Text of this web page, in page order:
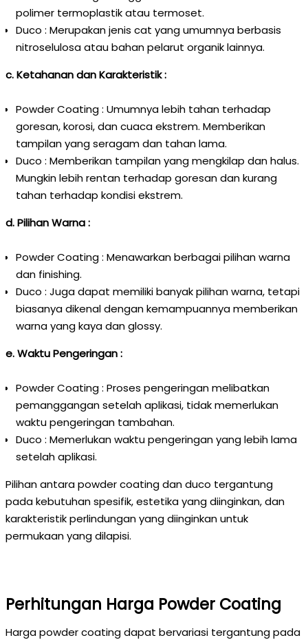
polimer termoplastik atau termoset.
Duco : Merupakan jenis cat yang umumnya berbasis
nitroselulosa atau bahan pelarut organik lainnya.
c. Ketahanan dan Karakteristik :
Powder Coating : Umumnya lebih tahan terhadap
goresan, korosi, dan cuaca ekstrem. Memberikan
tampilan yang seragam dan tahan lama.
Duco : Memberikan tampilan yang mengkilap dan halus.
Mungkin lebih rentan terhadap goresan dan kurang
tahan terhadap kondisi ekstrem.
d. Pilihan Warna :
Powder Coating : Menawarkan berbagai pilihan warna
dan finishing.
Duco : Juga dapat memiliki banyak pilihan warna, tetapi
biasanya dikenal dengan kemampuannya memberikan
warna yang kaya dan glossy.
e. Waktu Pengeringan :
Powder Coating : Proses pengeringan melibatkan
pemanggangan setelah aplikasi, tidak memerlukan
waktu pengeringan tambahan.
Duco : Memerlukan waktu pengeringan yang lebih lama
setelah aplikasi.
Pilihan antara powder coating dan duco tergantung
pada kebutuhan spesifik, estetika yang diinginkan, dan
karakteristik perlindungan yang diinginkan untuk
permukaan yang dilapisi.
Perhitungan Harga Powder Coating
Harga powder coating dapat bervariasi tergantung pada